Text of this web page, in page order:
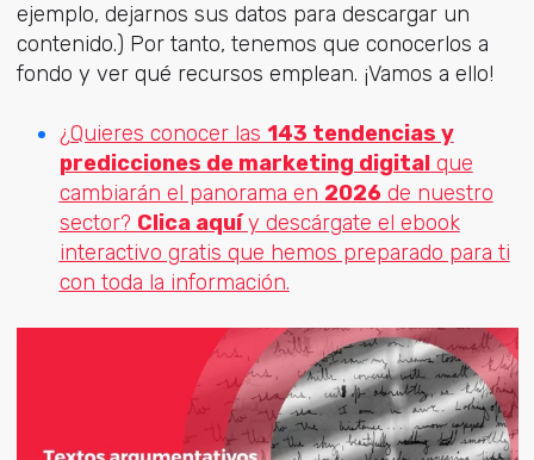
ejemplo, dejarnos sus datos para descargar un
contenido.) Por tanto, tenemos que conocerlos a
fondo y ver qué recursos emplean. ¡Vamos a ello!
¿Quieres conocer las 143 tendencias y
predicciones de marketing digitalque
cambiarán el panorama en 2026de nuestro
sector? Clica aquíy descárgate el ebook
interactivo gratis que hemos preparado para ti
con toda la información.